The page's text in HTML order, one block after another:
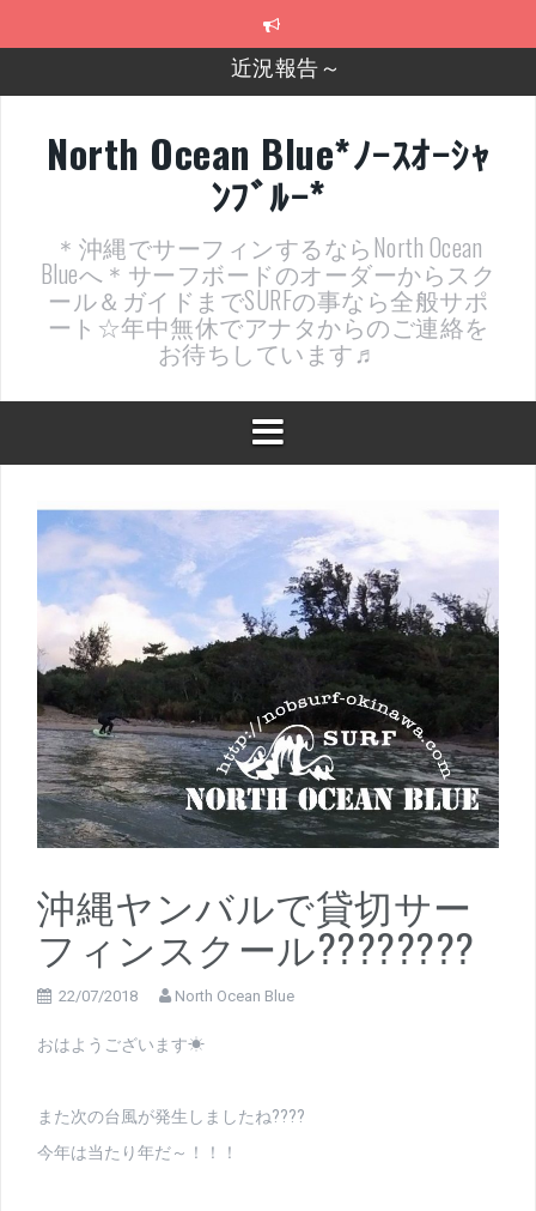
2026年明けました〜
近況報告ww
ヤッチマッターーーー！！！
支部長就任報告と支部予選・検定開催決定！
近況報告～
North Ocean Blue*ﾉｰｽｵｰｼｬ
ﾝﾌﾞﾙｰ*
＊沖縄でサーフィンするならNorth Ocean
Blueへ＊サーフボードのオーダーからスク
ール＆ガイドまでSURFの事なら全般サポ
ート☆年中無休でアナタからのご連絡を
お待ちしています♬
沖縄ヤンバルで貸切サー
フィンスクール????????
22/07/2018 North Ocean Blue
おはようございます☀
また次の台風が発生しましたね????
今年は当たり年だ～！！！